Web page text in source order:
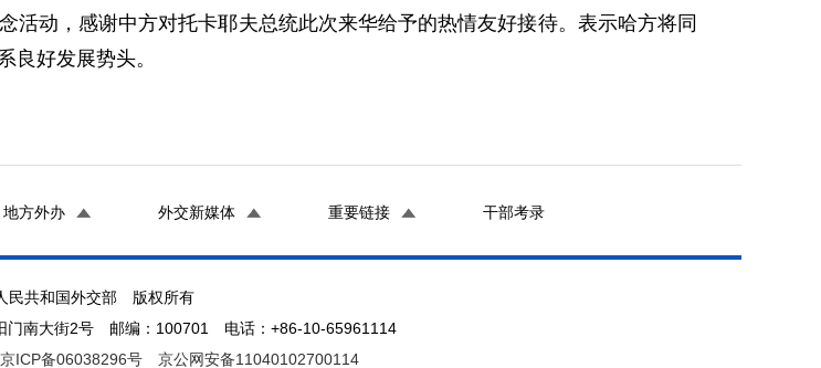
活动，感谢中方对托卡耶夫总统此次来华给予的热情友好接待。表示哈方将同
良好发展势头。
地方外办 外交新媒体 重要链接 干部考录
民共和国外交部 版权所有
门南大街2号 邮编：100701 电话：+86-10-65961114
京ICP备06038296号 京公网安备11040102700114